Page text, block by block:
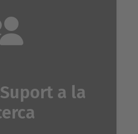
a la